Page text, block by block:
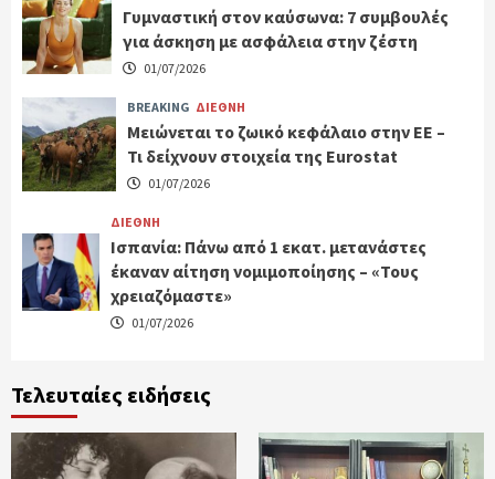
Γυμναστική στον καύσωνα: 7 συμβουλές
για άσκηση με ασφάλεια στην ζέστη
01/07/2026
BREAKING ΔΙΕΘΝΗ
Μειώνεται το ζωικό κεφάλαιο στην ΕΕ –
Τι δείχνουν στοιχεία της Eurostat
01/07/2026
ΔΙΕΘΝΗ
Ισπανία: Πάνω από 1 εκατ. μετανάστες
έκαναν αίτηση νομιμοποίησης – «Τους
χρειαζόμαστε»
01/07/2026
Τελευταίες ειδήσεις